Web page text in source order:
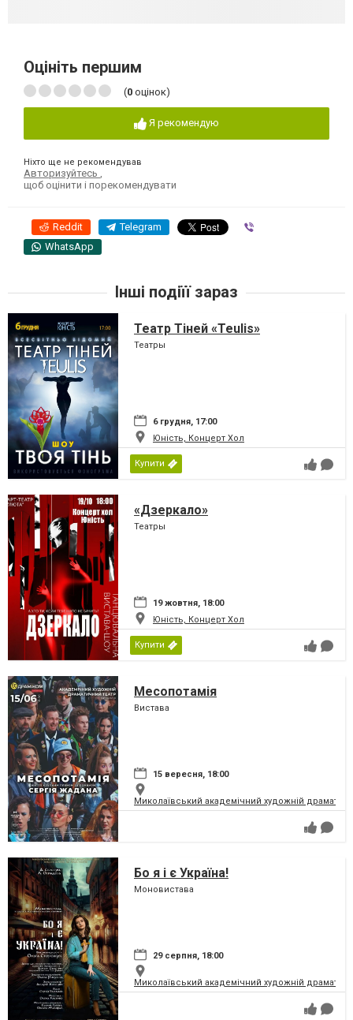
Оцініть першим
(0 оцінок)
Я рекомендую
Ніхто ще не рекомендував
Авторизуйтесь
щоб оцінити і порекомендувати
Reddit Telegram
WhatsApp
Інші подіїї зараз
Театр Тіней «Teulis»
Театры
6 грудня, 17:00
Юність, Концерт Хол
Купити
«Дзеркало»
Театры
19 жовтня, 18:00
Юність, Концерт Хол
Купити
Месопотамія
Вистава
15 вересня, 18:00
Миколаївський академічний художній
Бо я і є Україна!
Моновистава
29 серпня, 18:00
Миколаївський академічний художній